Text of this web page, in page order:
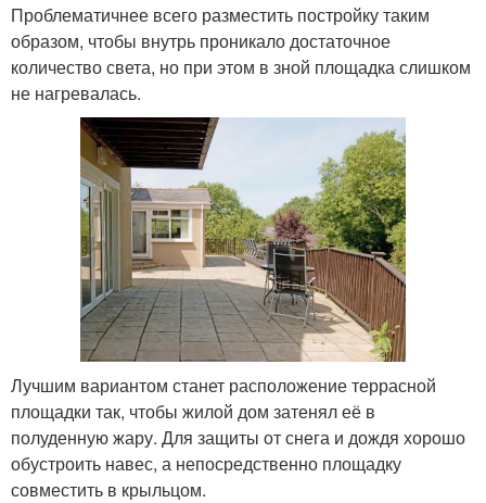
Проблематичнее всего разместить постройку таким
образом, чтобы внутрь проникало достаточное
количество света, но при этом в зной площадка слишком
не нагревалась.
Лучшим вариантом станет расположение террасной
площадки так, чтобы жилой дом затенял её в
полуденную жару. Для защиты от снега и дождя хорошо
обустроить навес, а непосредственно площадку
совместить в крыльцом.